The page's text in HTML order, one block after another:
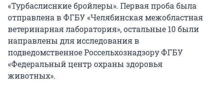
«Турбаслиснкие бройлеры». Первая проба была
отправлена в ФГБУ «Челябинская межобластная
ветеринарная лаборатория», остальные 10 были
направлены для исследования в
подведомственное Россельхознадзору ФГБУ
«Федеральный центр охраны здоровья
животных».